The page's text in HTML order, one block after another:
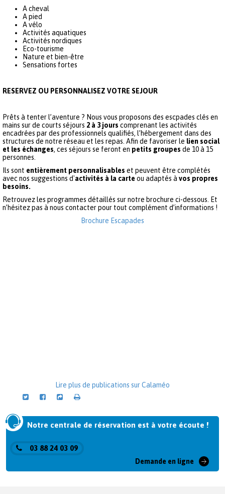
A cheval
A pied
A vélo
Activités aquatiques
Activités nordiques
Eco-tourisme
Nature et bien-être
Sensations fortes
RESERVEZ OU PERSONNALISEZ VOTRE SEJOUR
Prêts à tenter l’aventure ? Nous vous proposons des escpades clés en
mains sur de courts séjours 2 à 3 jours comprenant les activités
encadrées par des professionnels qualifiés, l’hébergement dans des
structures de notre réseau et les repas. Afin de favoriser le lien social
et les échanges, ces séjours se feront en petits groupes de 10 à 15
personnes.
Ils sont entièrement personnalisables et peuvent être complétés
avec nos suggestions d'activités à la carteou adaptés à vos propres
besoins.
Retrouvez les programmes détaillés sur notre brochure ci-dessous. Et
n’hésitez pas à nous contacter pour tout complément d’informations !
Brochure Escapades
Lire plus de publications sur Calaméo
Notre centrale de réservation est à votre écoute !
03 88 24 03 09
Demande en ligne